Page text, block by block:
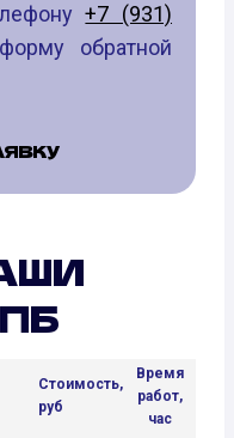
+7 (931)
обратной
Стоимость,
руб
Время
работ,
час